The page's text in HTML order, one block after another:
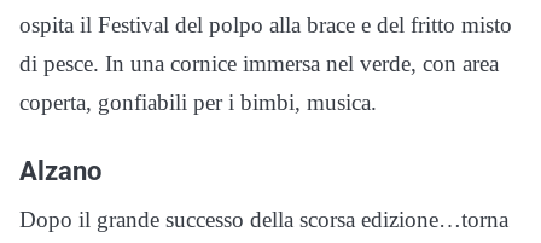
ospita il Festival del polpo alla brace e del fritto misto
di pesce. In una cornice immersa nel verde, con area
coperta, gonfiabili per i bimbi, musica.
Alzano
Dopo il grande successo della scorsa edizione…torna